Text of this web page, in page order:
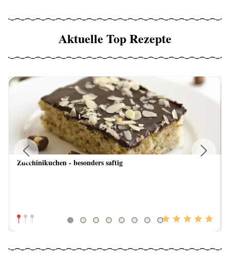
Aktuelle Top Rezepte
Zucchinikuchen - besonders saftig
Previous